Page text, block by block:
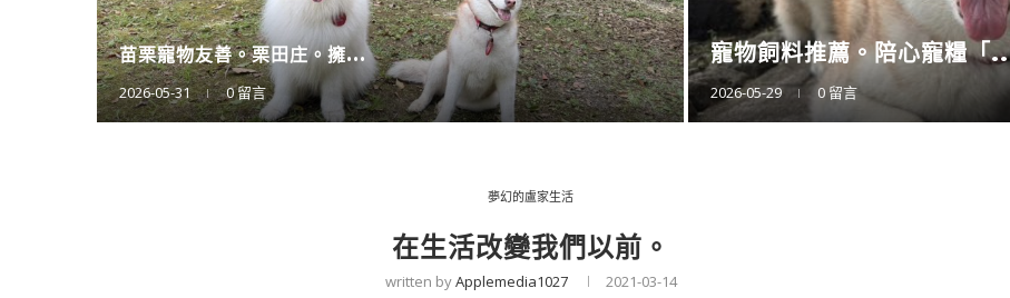
廚房神隊友登場。CAES...
2025-11-11 0 留言
衛浴還是讓專業的來。CA...
2025-11-10 0 留言
夢幻的盧家生活
在生活改變我們以前。
written byApplemedia1027 2021-03-14